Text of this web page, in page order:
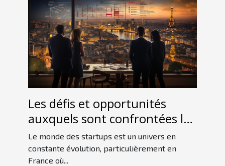
Les défis et opportunités
auxquels sont confrontées les
startups françaises sur le
marché international
Le monde des startups est un univers en
constante évolution, particulièrement en
France où...